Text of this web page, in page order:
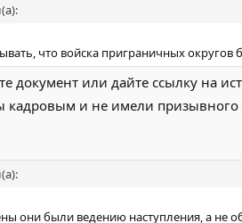
что войска приграничных
документ или дайте ссылку на
кадровым и не имели призывного
они были ведению наступления, а не